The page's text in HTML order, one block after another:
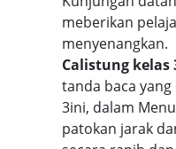
meberikan
menyenangkan.
Calistung kelas
tanda baca
3ini, dalam
patokan jarak